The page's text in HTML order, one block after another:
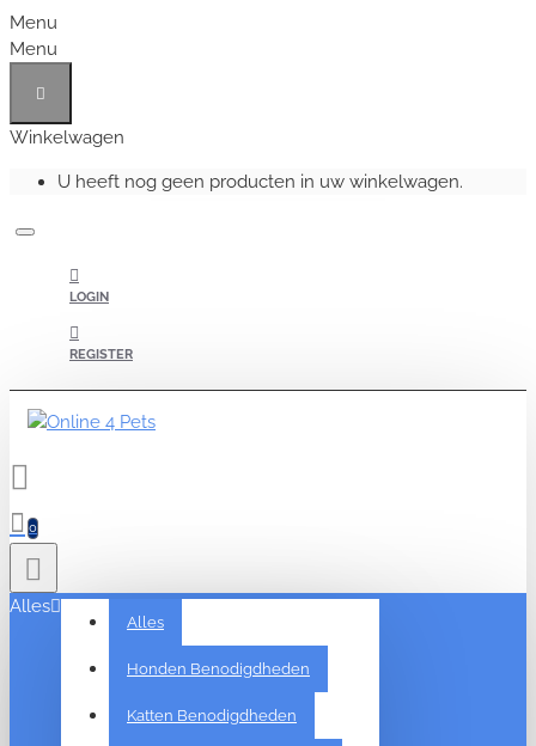
Menu
Menu
Winkelwagen
U heeft nog geen producten in uw winkelwagen.
LOGIN
REGISTER
0
Alles
Alles
Honden Benodigdheden
Katten Benodigdheden